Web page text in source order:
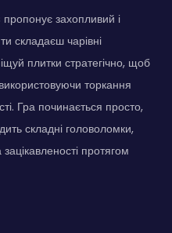
захопливий і
складаєш чарівні
плитки стратегічно, щоб
торкання
Гра починається просто,
складні головоломки,
протягом